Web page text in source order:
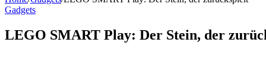
Gadgets
LEGO SMART Play: Der Stein, der